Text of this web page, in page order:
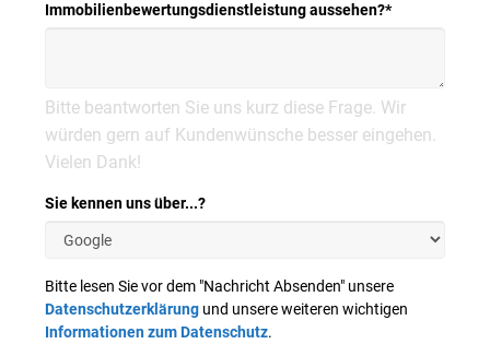
Immobilienbewertungsdienstleistung aussehen?*
Bitte beantworten Sie uns kurz diese Frage. Wir
würden gern auf Kundenwünsche besser eingehen.
Vielen Dank!
Sie kennen uns über...?
Bitte lesen Sie vor dem "Nachricht Absenden" unsere
Datenschutzerklärung und unsere weiteren wichtigen
Informationen zum Datenschutz.